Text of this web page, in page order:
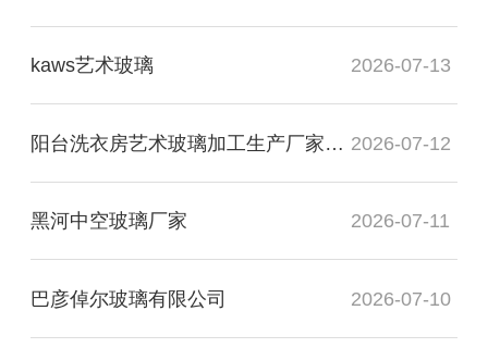
kaws艺术玻璃 2026-07-13
阳台洗衣房艺术玻璃加工生产厂家玻璃 2026-07-12
黑河中空玻璃厂家 2026-07-11
巴彦倬尔玻璃有限公司 2026-07-10